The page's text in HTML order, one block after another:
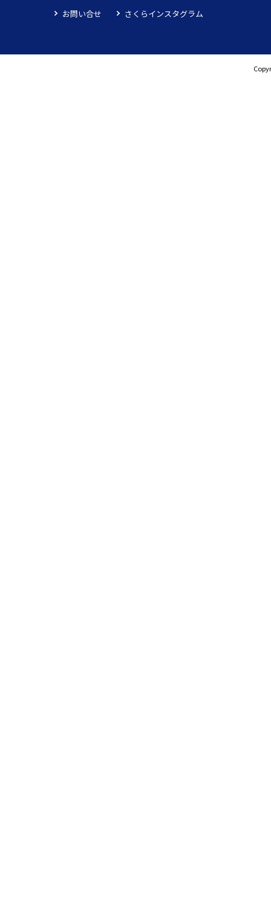
お問い合せ さくらインスタグラム